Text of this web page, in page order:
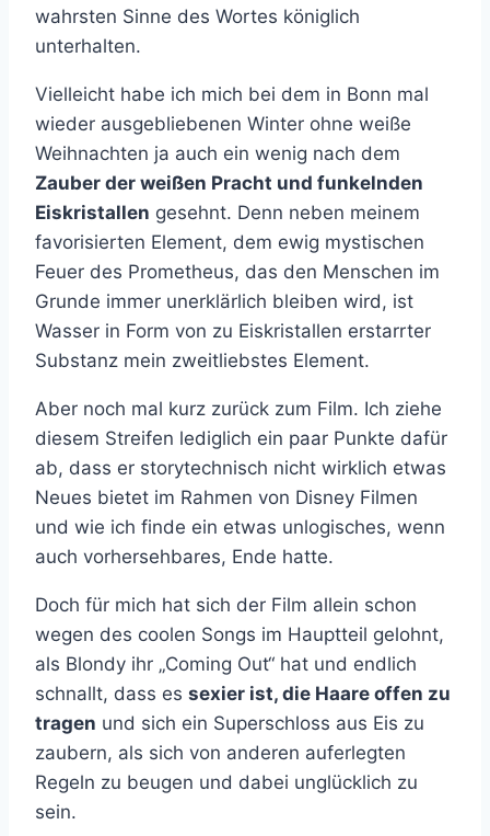
wahrsten Sinne des Wortes königlich
unterhalten.
Vielleicht habe ich mich bei dem in Bonn mal
wieder ausgebliebenen Winter ohne weiße
Weihnachten ja auch ein wenig nach dem
Zauber der weißen Pracht und funkelnden
Eiskristallen gesehnt. Denn neben meinem
favorisierten Element, dem ewig mystischen
Feuer des Prometheus, das den Menschen im
Grunde immer unerklärlich bleiben wird, ist
Wasser in Form von zu Eiskristallen erstarrter
Substanz mein zweitliebstes Element.
Aber noch mal kurz zurück zum Film. Ich ziehe
diesem Streifen lediglich ein paar Punkte dafür
ab, dass er storytechnisch nicht wirklich etwas
Neues bietet im Rahmen von Disney Filmen
und wie ich finde ein etwas unlogisches, wenn
auch vorhersehbares, Ende hatte.
Doch für mich hat sich der Film allein schon
wegen des coolen Songs im Hauptteil gelohnt,
als Blondy ihr „Coming Out“ hat und endlich
schnallt, dass es sexier ist, die Haare offen zu
tragen und sich ein Superschloss aus Eis zu
zaubern, als sich von anderen auferlegten
Regeln zu beugen und dabei unglücklich zu
sein.